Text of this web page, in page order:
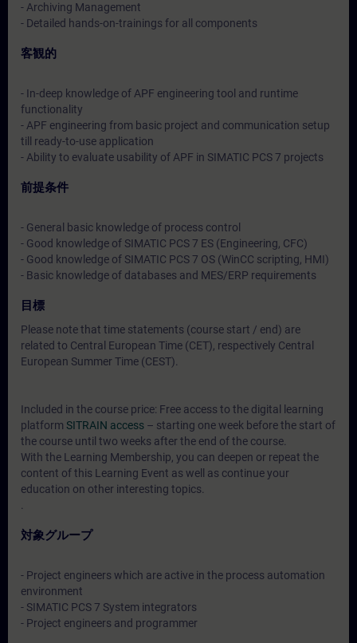
- Archiving Management
- Detailed hands-on-trainings for all components
客観的
- In-deep knowledge of APF engineering tool and runtime
functionality
- APF engineering from basic project and communication setup
till ready-to-use application
- Ability to evaluate usability of APF in SIMATIC PCS 7 projects
前提条件
- General basic knowledge of process control
- Good knowledge of SIMATIC PCS 7 ES (Engineering, CFC)
- Good knowledge of SIMATIC PCS 7 OS (WinCC scripting, HMI)
- Basic knowledge of databases and MES/ERP requirements
目標
Please note that time statements (course start / end) are
related to Central European Time (CET), respectively Central
European Summer Time (CEST).
Included in the course price: Free access to the digital learning
platform SITRAIN access – starting one week before the start of
the course until two weeks after the end of the course.
With the Learning Membership, you can deepen or repeat the
content of this Learning Event as well as continue your
education on other interesting topics.
対象グループ
- Project engineers which are active in the process automation
environment
- SIMATIC PCS 7 System integrators
- Project engineers and programmer